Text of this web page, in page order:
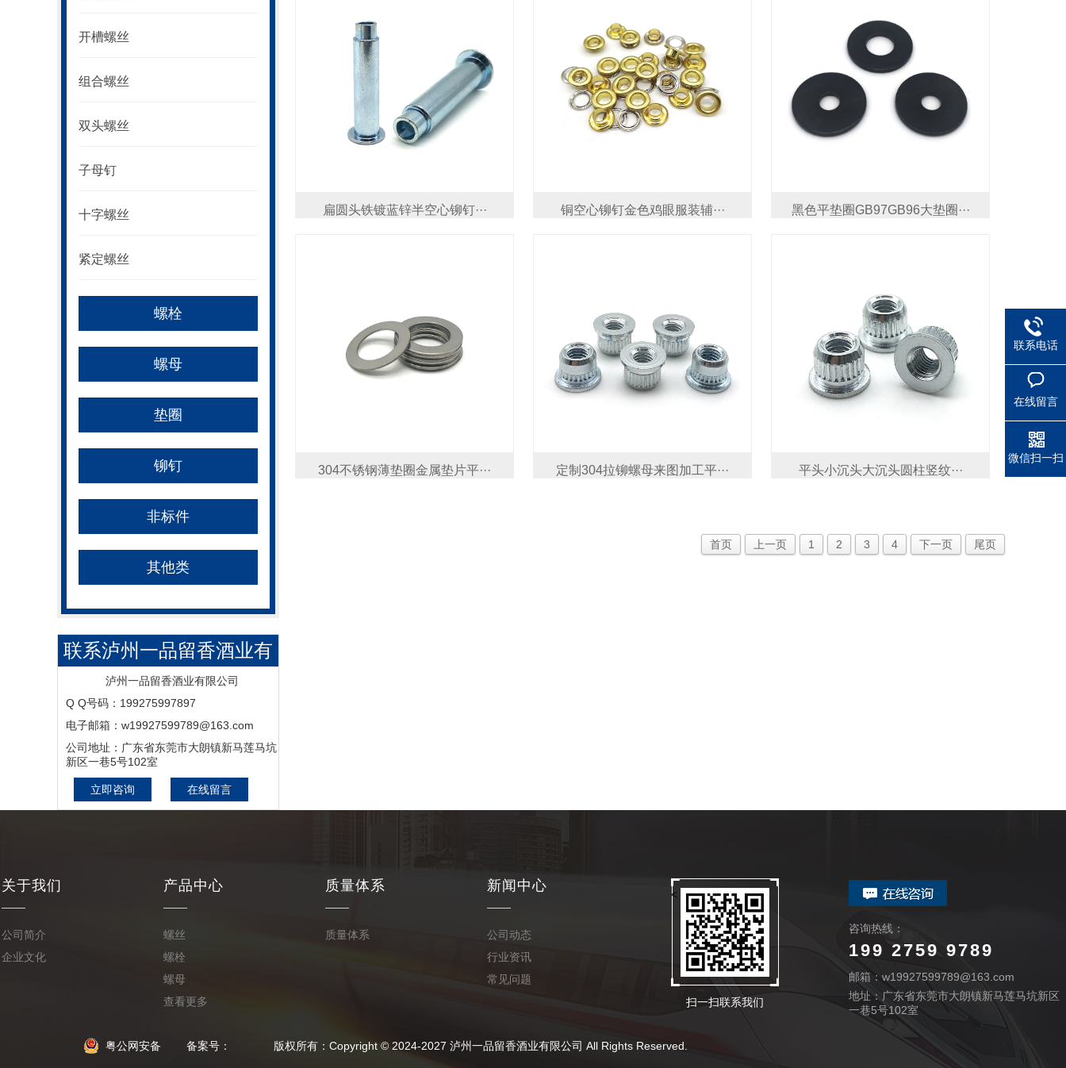
开槽螺丝
组合螺丝
双头螺丝
子母钉
十字螺丝
紧定螺丝
螺栓
螺母
垫圈
铆钉
非标件
其他类
联系泸州一品留香酒业有
限公司
泸州一品留香酒业有限公司
Q Q号码：199275997897
电子邮箱：w19927599789@163.com
公司地址：广东省东莞市大朗镇新马莲马坑
新区一巷5号102室
立即咨询 在线留言
扁圆头铁镀蓝锌半空心铆钉··· 铜空心铆钉金色鸡眼服装辅··· 黑色平垫圈GB97GB96大垫圈···
304不锈钢薄垫圈金属垫片平··· 定制304拉铆螺母来图加工平··· 平头小沉头大沉头圆柱竖纹···
首页 上一页 1 2 3 4 下一页 尾页
关于我们
公司简介
企业文化
产品中心
螺丝
螺栓
螺母
查看更多
质量体系
质量体系
新闻中心
公司动态
行业资讯
常见问题
扫一扫联系我们
<
咨询热线：
199 2759 9789
邮箱：w19927599789@163.com
地址：广东省东莞市大朗镇新马莲马坑新区
一巷5号102室
粤公网安备 备案号： 版权所有：Copyright © 2024-2027 泸州一品留香酒业有限公司 All Rights Reserved.
联系电话
在线留言
微信扫一扫